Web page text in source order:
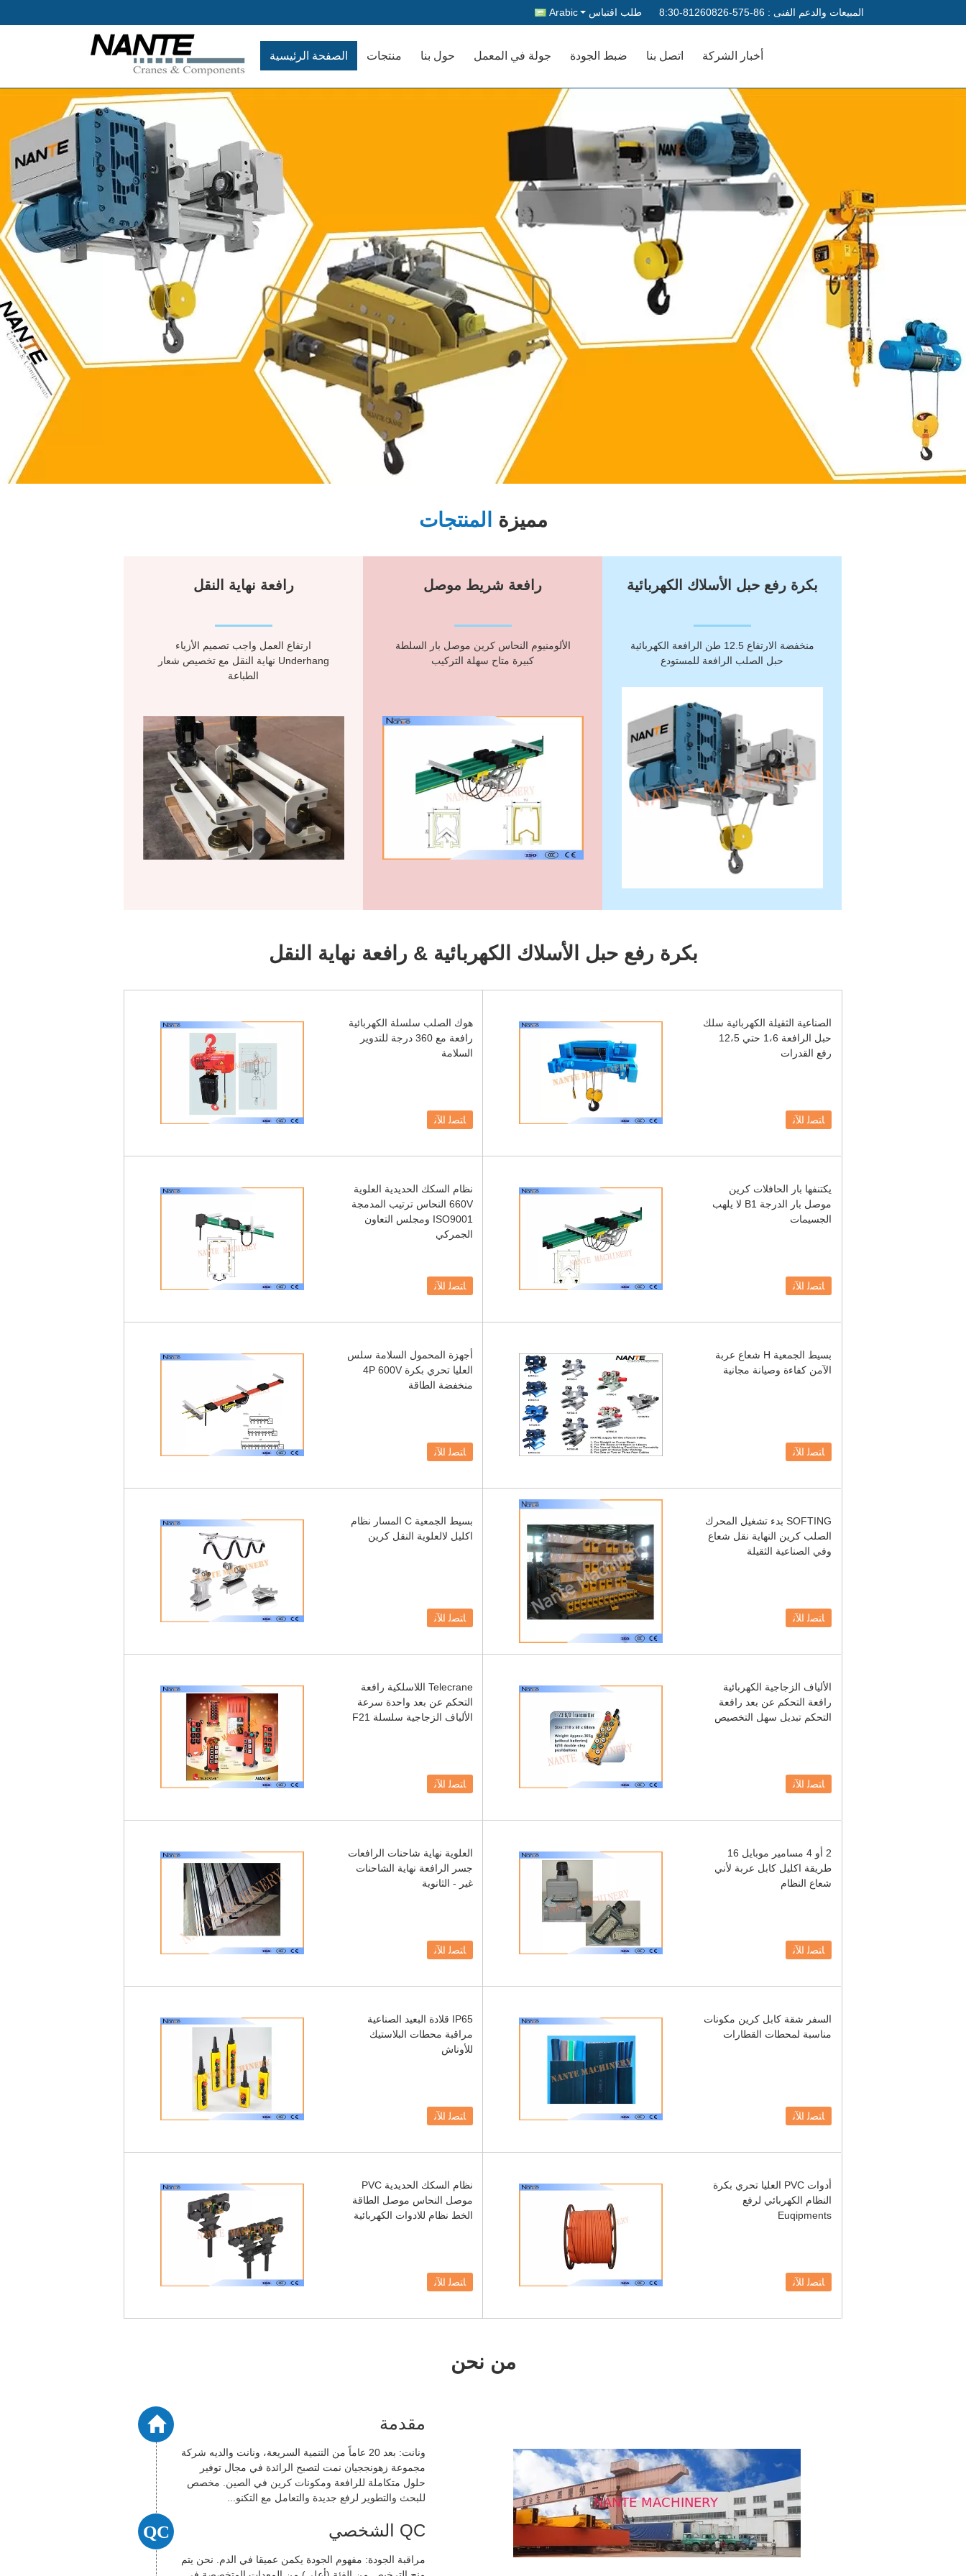
المبيعات والدعم الفنى : 86-575-81260826-8:30 طلب اقتباس Arabic
الصفحة الرئيسية منتجات حول بنا جولة في المعمل ضبط الجودة اتصل بنا أخبار الشركة
مميزة المنتجات
رافعة نهاية النقل
ارتفاع العمل واجب تصميم الأزياء
Underhang نهاية النقل مع تخصيص شعار
الطباعة
رافعة شريط موصل
الألومنيوم النحاس كرين موصل بار السلطة
كبيرة متاح سهلة التركيب
بكرة رفع حبل الأسلاك الكهربائية
منخفضة الارتفاع 12.5 طن الرافعة الكهربائية
حبل الصلب الرافعة للمستودع
بكرة رفع حبل الأسلاك الكهربائية & رافعة نهاية النقل
هوك الصلب سلسلة الكهربائية
رافعة مع 360 درجة للتدوير
السلامة
ﺎﺘﺼﻟ ﺍﻶﻧ
الصناعية الثقيلة الكهربائية سلك
حبل الرافعة 1،6 حتي 12،5
رفع القدرات
ﺎﺘﺼﻟ ﺍﻶﻧ
نظام السكك الحديدية العلوية
660V النحاس ترتيب المدمجة
ISO9001 ومجلس التعاون
الجمركي
ﺎﺘﺼﻟ ﺍﻶﻧ
يكتنفها بار الحافلات كرين
موصل بار الدرجة B1 لا يلهب
الجسيمات
ﺎﺘﺼﻟ ﺍﻶﻧ
أجهزة المحمول السلامة سلس
العليا تحري بكرة 4P 600V
منخفضة الطاقة
ﺎﺘﺼﻟ ﺍﻶﻧ
بسيط الجمعية H شعاع عربة
الآمن كفاءة وصيانة مجانية
ﺎﺘﺼﻟ ﺍﻶﻧ
بسيط الجمعية C المسار نظام
اكليل لالعلوية النقل كرين
ﺎﺘﺼﻟ ﺍﻶﻧ
SOFTING بدء تشغيل المحرك
الصلب كرين النهاية نقل شعاع
وفي الصناعية الثقيلة
ﺎﺘﺼﻟ ﺍﻶﻧ
Telecrane اللاسلكية رافعة
التحكم عن بعد واحدة سرعة
الألياف الزجاجية سلسلة F21
ﺎﺘﺼﻟ ﺍﻶﻧ
الألياف الزجاجية الكهربائية
رافعة التحكم عن بعد رافعة
التحكم تبديل سهل التخصيص
ﺎﺘﺼﻟ ﺍﻶﻧ
العلوية نهاية شاحنات الرافعات
جسر الرافعة نهاية الشاحنات
غير - الثانوية
ﺎﺘﺼﻟ ﺍﻶﻧ
2 أو 4 مسامير موبايل 16
طريقة اكليل كابل عربة لأني
شعاع النظام
ﺎﺘﺼﻟ ﺍﻶﻧ
IP65 قلادة البعيد الصناعية
مراقبة محطات البلاستيك
للأوناش
ﺎﺘﺼﻟ ﺍﻶﻧ
السفر شقة كابل كرين مكونات
مناسبة لمحطات القطارات
ﺎﺘﺼﻟ ﺍﻶﻧ
نظام السكك الحديدية PVC
موصل النحاس موصل الطاقة
الخط نظام للادوات الكهربائية
ﺎﺘﺼﻟ ﺍﻶﻧ
أدوات PVC العليا تحري بكرة
النظام الكهربائي لرفع
Euqipments
ﺎﺘﺼﻟ ﺍﻶﻧ
من نحن
مقدمة
ونانت: بعد 20 عاماً من التنمية السريعة، ونانت والديه شركة
مجموعة زهونججيان نمت لتصبح الرائدة في مجال توفير
حلول متكاملة للرافعة ومكونات كرين في الصين. مخصص
للبحث والتطوير لرفع جديدة والتعامل مع التكنو...
QC QC الشخصي
مراقبة الجودة: مفهوم الجودة يكمن عميقا في الدم. نحن يتم